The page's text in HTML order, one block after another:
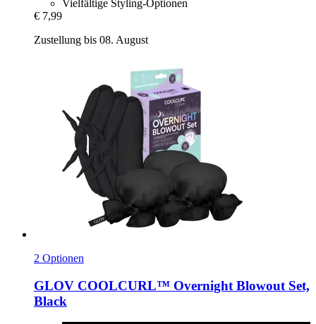
Vielfältige Styling-Optionen
€ 7,99
Zustellung bis 08. August
2 Optionen
GLOV COOLCURL™ Overnight Blowout Set,
Black